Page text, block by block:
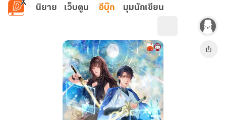
ข้ามไปยังเนื้อหาหลัก
นิยาย เว็บตูน อีบุ๊ก มุมนักเขียน